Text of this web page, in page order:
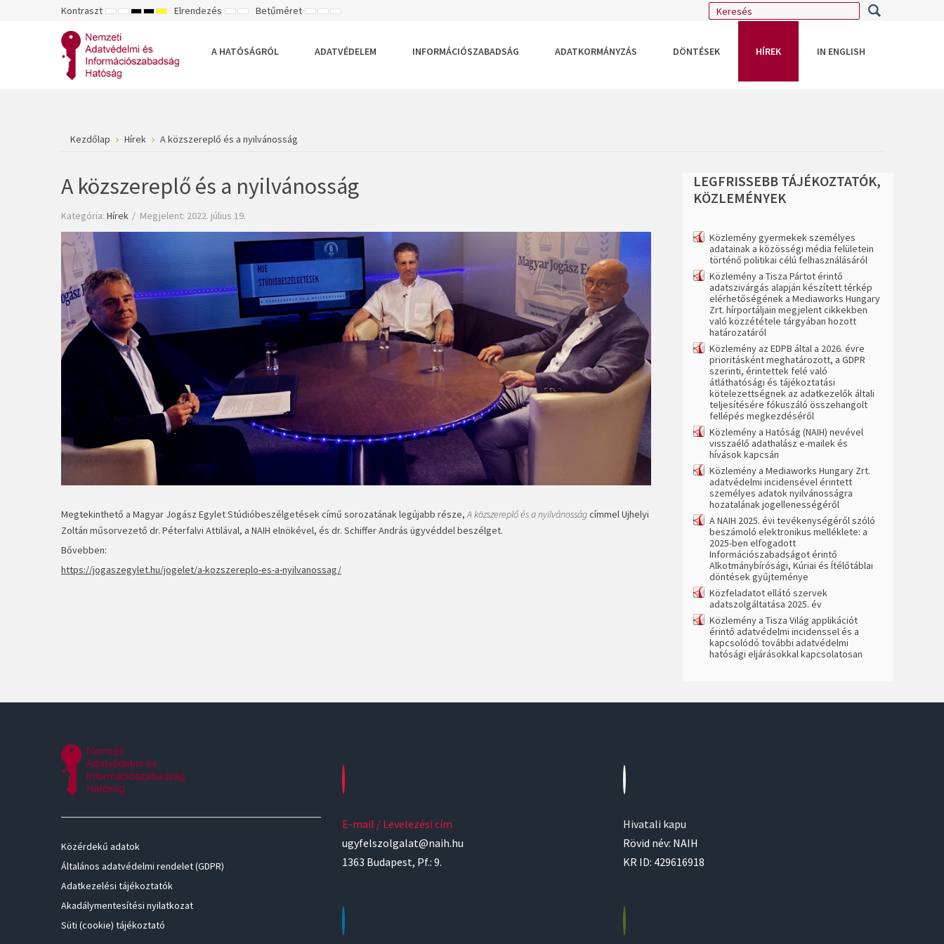
Kontraszt ALAPÉRTELMEZETT
ÉJSZAKAI
NAGY
FEHÉR
MÓD
NAGY
SÁRGA
MÓD
NAGY
MÓD
Elrendezés RÖGZÍTETT
SZÉLES
Betűméret KISEBB
ALAPÉRTELMEZETT
NAGYOBB
A HATÓSÁGRÓL
ADATVÉDELEM INFORMÁCIÓSZABADSÁG ADATKORMÁNYZÁS DÖNTÉSEK HÍREK IN ENGLISH
Kezdőlap Hírek A közszereplő és a nyilvánosság
A közszereplő és a nyilvánosság
Kategória: Hírek Megjelent: 2022. július 19.
Megtekinthető a Magyar Jogász Egylet Stúdióbeszélgetések című sorozatának legújabb része,A közszereplő és a nyilvánosságcímmel Ujhelyi
Zoltán műsorvezető dr. Péterfalvi Attilával, a NAIH elnökével, és dr. Schiffer András ügyvéddel beszélget.
Bővebben:
https://jogaszegylet.hu/jogelet/a-kozszereplo-es-a-nyilvanossag/
LEGFRISSEBB TÁJÉKOZTATÓK,
KÖZLEMÉNYEK
Közlemény gyermekek személyes
adatainak a közösségi média felületein
történő politikai célú felhasználásáról
Közlemény a Tisza Pártot érintő
adatszivárgás alapján készített térkép
elérhetőségének a Mediaworks Hungary
Zrt. hírportáljain megjelent cikkekben
való közzététele tárgyában hozott
határozatáról
Közlemény az EDPB által a 2026. évre
prioritásként meghatározott, a GDPR
szerinti, érintettek felé való
átláthatósági és tájékoztatási
kötelezettségnek az adatkezelők általi
teljesítésére fókuszáló összehangolt
fellépés megkezdéséről
Közlemény a Hatóság (NAIH) nevével
visszaélő adathalász e-mailek és
hívások kapcsán
Közlemény a Mediaworks Hungary Zrt.
adatvédelmi incidensével érintett
személyes adatok nyilvánosságra
hozatalának jogellenességéről
A NAIH 2025. évi tevékenységéről szóló
beszámoló elektronikus melléklete: a
2025-ben elfogadott
Információszabadságot érintő
Alkotmánybírósági, Kúriai és Ítélőtáblai
döntések gyűjteménye
Közfeladatot ellátó szervek
adatszolgáltatása 2025. év
Közlemény a Tisza Világ applikációt
érintő adatvédelmi incidenssel és a
kapcsolódó további adatvédelmi
hatósági eljárásokkal kapcsolatosan
Közérdekű adatok
Általános adatvédelmi rendelet (GDPR)
Adatkezelési tájékoztatók
Akadálymentesítési nyilatkozat
Süti (cookie) tájékoztató
E-mail / Levelezési cím
ugyfelszolgalat@naih.hu
1363 Budapest, Pf.: 9.
Hivatali kapu
Rövid név: NAIH
KR ID: 429616918